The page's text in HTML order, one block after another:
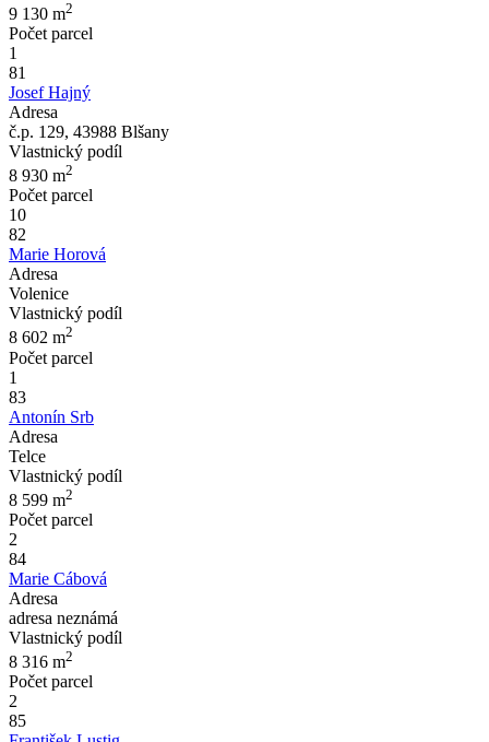
9 130 m2
Počet parcel
1
81
Josef Hajný
Adresa
č.p. 129, 43988 Blšany
Vlastnický podíl
8 930 m2
Počet parcel
10
82
Marie Horová
Adresa
Volenice
Vlastnický podíl
8 602 m2
Počet parcel
1
83
Antonín Srb
Adresa
Telce
Vlastnický podíl
8 599 m2
Počet parcel
2
84
Marie Cábová
Adresa
adresa neznámá
Vlastnický podíl
8 316 m2
Počet parcel
2
85